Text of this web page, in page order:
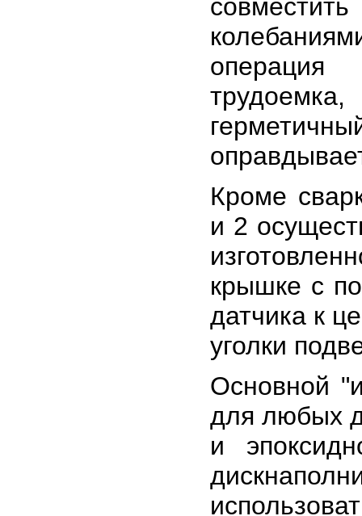
Кроме
и 2
крышке с
датчика к
уголки
Основной
для любых
и